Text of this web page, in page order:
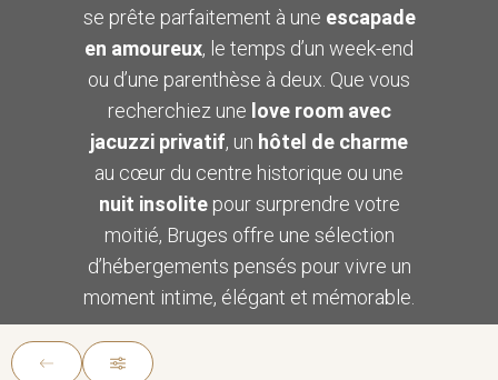
se prête parfaitement à une escapade
en amoureux, le temps d’un week-end
ou d’une parenthèse à deux. Que vous
recherchiez une love room avec
jacuzzi privatif, un hôtel de charme
au cœur du centre historique ou une
nuit insolitepour surprendre votre
moitié, Bruges offre une sélection
d’hébergements pensés pour vivre un
moment intime, élégant et mémorable.